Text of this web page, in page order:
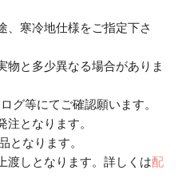
、寒冷地仕様をご指定下さ
物と多少異なる場合がありま
グ等にてご確認願います。
となります。
となります。
渡しとなります。詳しくは配